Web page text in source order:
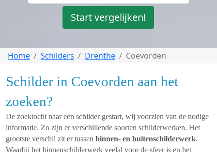
Start vergelijken!
Home Schilders Drenthe Coevorden
Schilder in Coevorden aan het
zoeken?
De zoektocht naar een schilder gestart, wij voorzien van de nodige
informatie. Zo zijn er verschillende soorten schilderwerken. Het
grootste verschil zit er tussen binnen- en buitenschilderwerk.
Waarbij het binnenschilderwerk veelal voor de sfeer is en het